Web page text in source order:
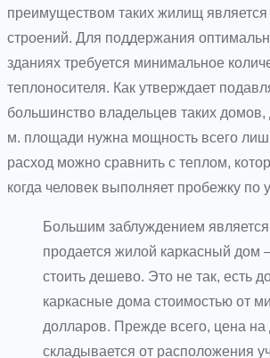
преимуществом таких жилищ является
строений. Для поддержания
зданиях требуется минимальное
теплоносителя. Как утверждает
большинство владельцев таких домов,
м. площади нужна мощность всего
расход можно сравнить с теплом,
когда человек выполняет пробежку по
Большим заблуждением является
продается жилой каркасный дом
стоить дешево. Это не так, есть
каркасные дома стоимостью от
долларов. Прежде всего, цена на
складывается от расположения